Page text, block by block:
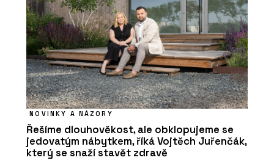
NOVINKY A NÁZORY
Řešíme dlouhověkost, ale obklopujeme se
jedovatým nábytkem, říká Vojtěch Juřenčák,
který se snaží stavět zdravě